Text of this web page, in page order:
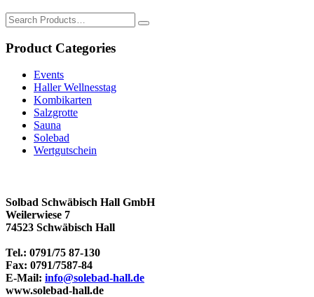
Search
for:
Product Categories
Events
Haller Wellnesstag
Kombikarten
Salzgrotte
Sauna
Solebad
Wertgutschein
Solbad Schwäbisch Hall GmbH
Weilerwiese 7
74523 Schwäbisch Hall
Tel.: 0791/75 87-130
Fax: 0791/7587-84
E-Mail: info@solebad-hall.de
www.solebad-hall.de